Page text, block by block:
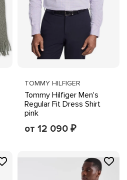
TOMMY HILFIGER
Tommy Hilfiger Men's
Regular Fit Dress Shirt
pink
от 12 090 ₽